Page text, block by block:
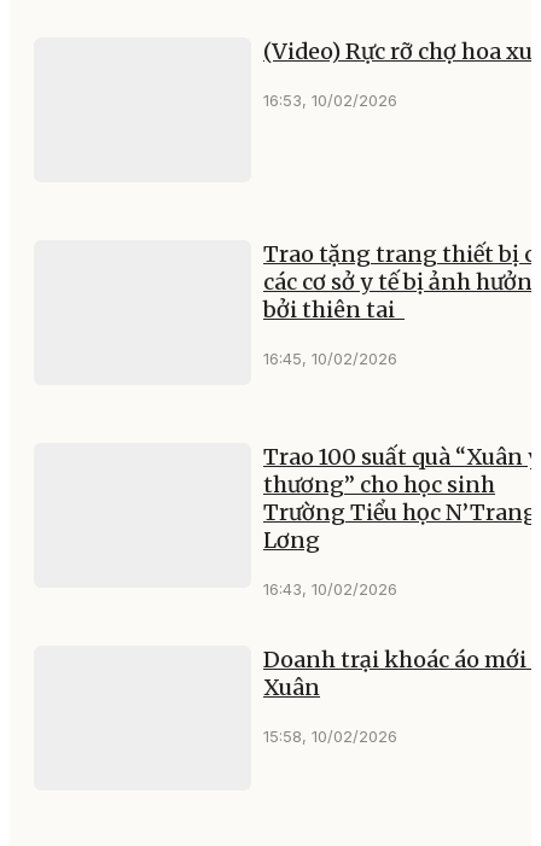
(Video) Rực rỡ chợ hoa
16:53, 10/02/2026
Trao tặng trang thiết bị
các cơ sở y tế bị ảnh
bởi thiên tai
16:45, 10/02/2026
Trao 100 suất quà “Xuân
thương” cho học sinh
Trường Tiểu học N’Trang
Lơng
16:43, 10/02/2026
Doanh trại khoác áo mới
Xuân
15:58, 10/02/2026